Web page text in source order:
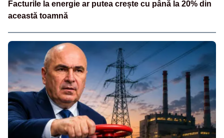
Facturile la energie ar putea crește cu până la 20% din
această toamnă